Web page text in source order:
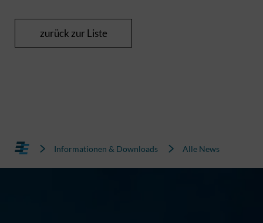
zurück zur Liste
Informationen & Downloads Alle News